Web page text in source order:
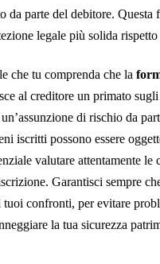
da parte del debitore. Questa
legale più solida
che tu comprenda che la
al creditore un primato
di rischio da
iscritti possono essere
valutare attentamente
Garantisci sempre
confronti, per evitare
la tua sicurezza